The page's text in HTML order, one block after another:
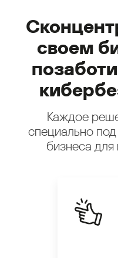
своем
Каждое
специально
бизнеса